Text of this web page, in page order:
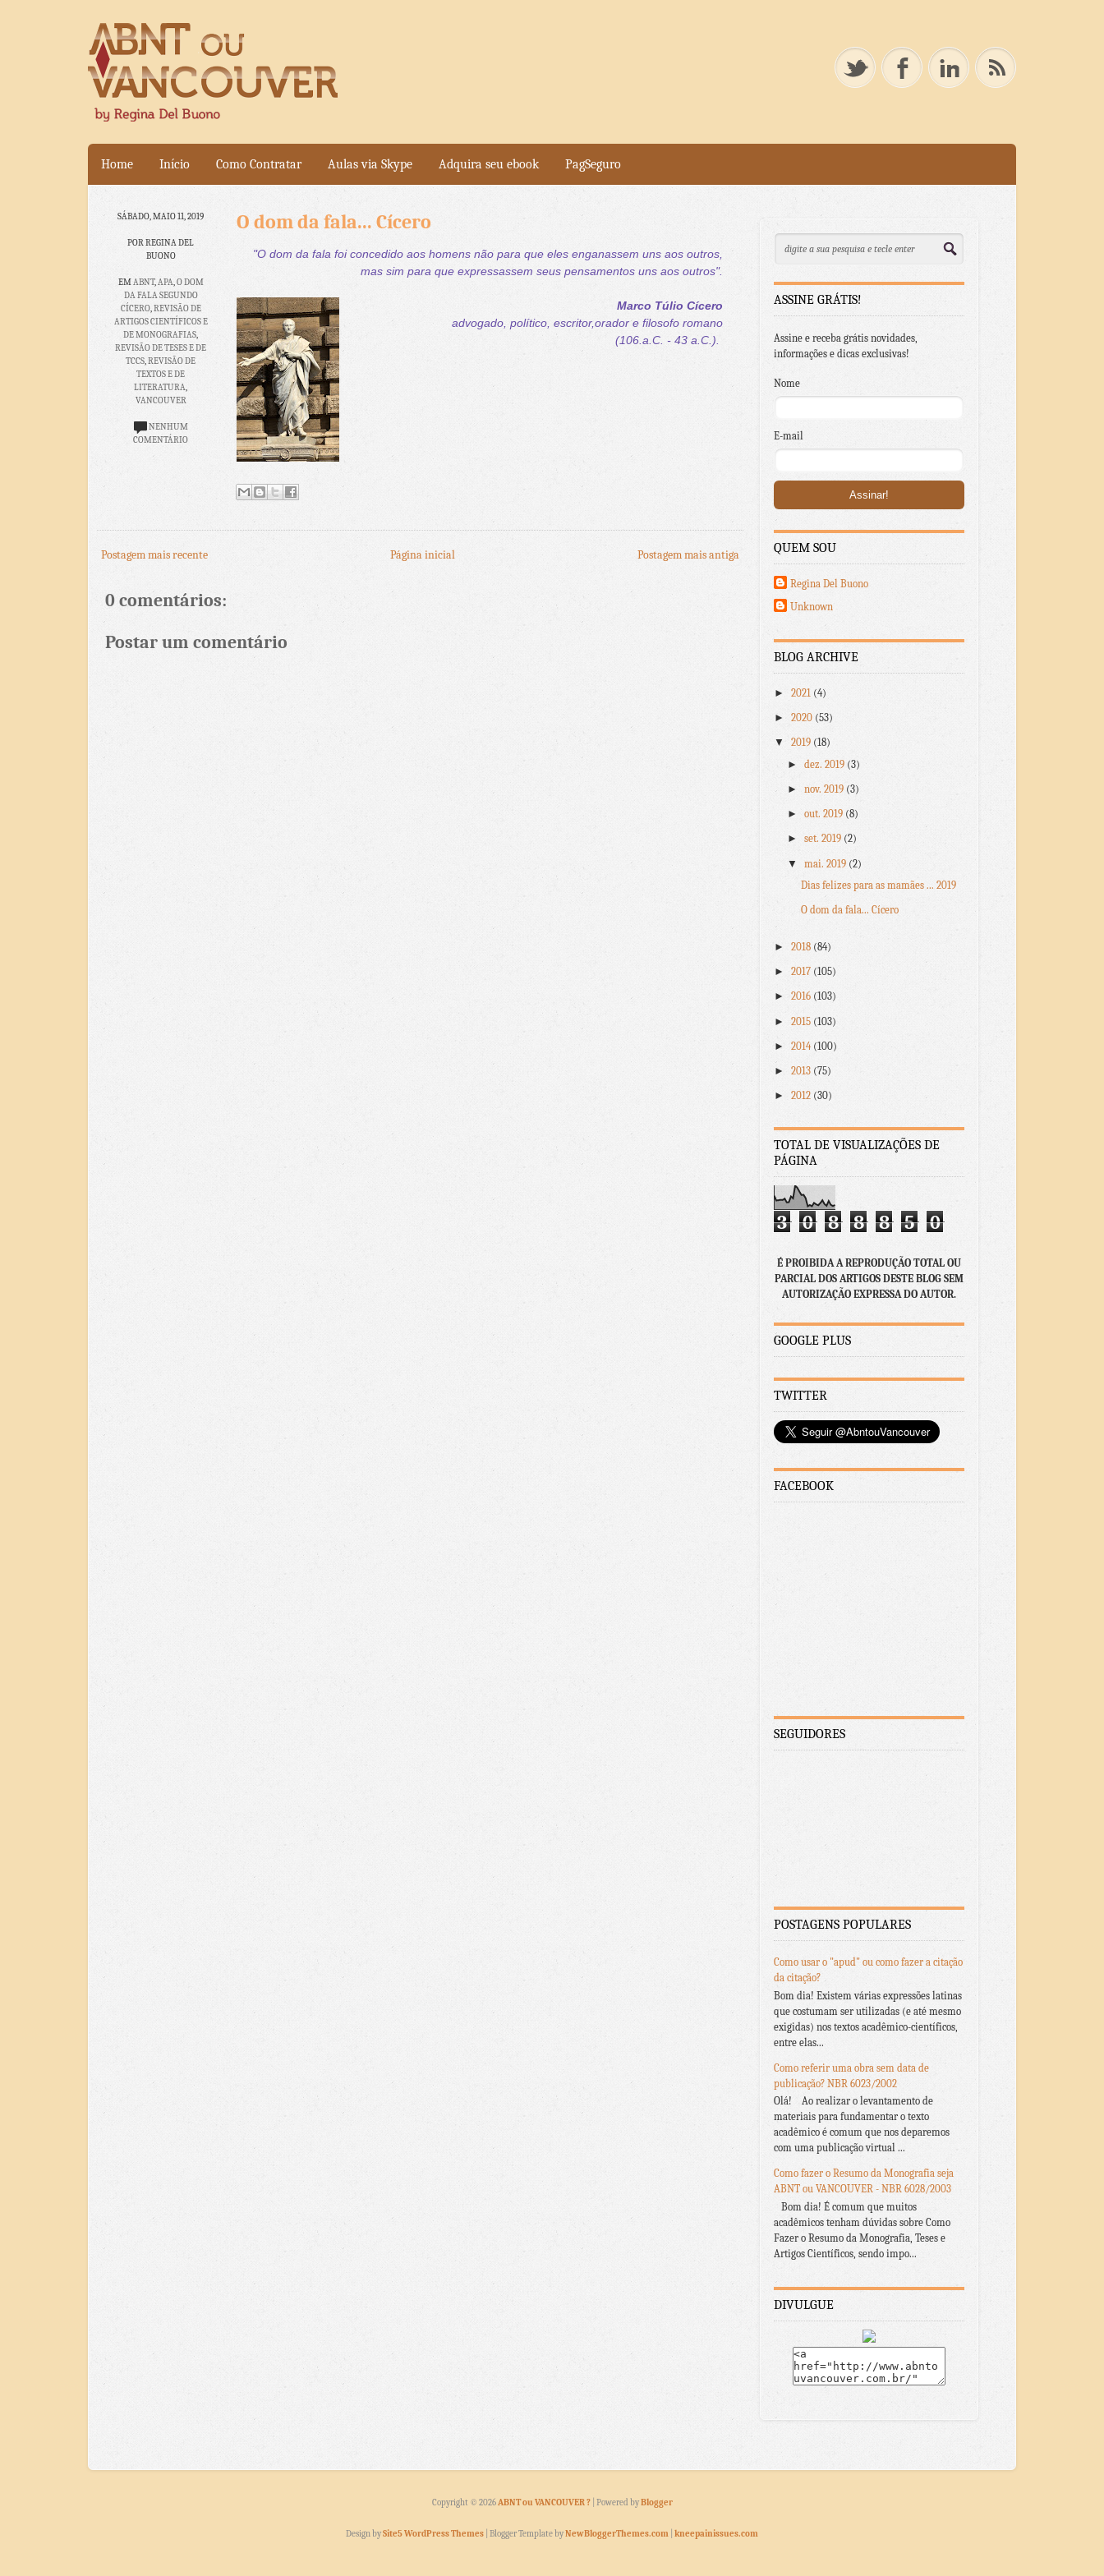
Home Início Como Contratar Aulas via Skype Adquira seu ebook PagSeguro
SÁBADO, MAIO 11, 2019
POR REGINA DEL
BUONO
EMABNT,APA,O DOM
DA FALA SEGUNDO
CÍCERO,REVISÃO DE
ARTIGOS CIENTÍFICOS E
DE MONOGRAFIAS,
REVISÃO DE TESES E DE
TCCS,REVISÃO DE
TEXTOS E DE
LITERATURA,
VANCOUVER
NENHUM
COMENTÁRIO
O dom da fala... Cícero
"O dom da fala foi concedido aos homens não para que eles enganassem uns aos outros,
mas sim para que expressassem seus pensamentos uns aos outros".
Marco Túlio Cícero
advogado, político, escritor,orador e filosofo romano
(106.a.C. - 43 a.C.).
Postagem mais recente Postagem mais antiga
Página inicial
0 comentários:
Postar um comentário
ASSINE GRÁTIS!
Assine e receba grátis novidades,
informações e dicas exclusivas!
Nome
E-mail
QUEM SOU
Regina Del Buono
Unknown
BLOG ARCHIVE
►2021 (4)
►2020 (53)
▼2019 (18)
► dez. 2019 (3)
► nov. 2019 (3)
► out. 2019 (8)
► set. 2019 (2)
▼ mai. 2019 (2)
Dias felizes para as mamães ... 2019
O dom da fala... Cícero
►2018 (84)
►2017 (105)
►2016 (103)
►2015 (103)
►2014 (100)
►2013 (75)
►2012 (30)
TOTAL DE VISUALIZAÇÕES DE
PÁGINA
3 0 8 8 8 5 0
É PROIBIDA A REPRODUÇÃO TOTAL OU
PARCIAL DOS ARTIGOS DESTE BLOG SEM
AUTORIZAÇÃO EXPRESSA DO AUTOR.
GOOGLE PLUS
TWITTER
FACEBOOK
SEGUIDORES
POSTAGENS POPULARES
Como usar o "apud" ou como fazer a citação
da citação?
Bom dia! Existem várias expressões latinas
que costumam ser utilizadas (e até mesmo
exigidas) nos textos acadêmico-científicos,
entre elas...
Como referir uma obra sem data de
publicação? NBR 6023/2002
Olá! Ao realizar o levantamento de
materiais para fundamentar o texto
acadêmico é comum que nos deparemos
com uma publicação virtual ...
Como fazer o Resumo da Monografia seja
ABNT ou VANCOUVER - NBR 6028/2003
Bom dia! É comum que muitos
acadêmicos tenham dúvidas sobre Como
Fazer o Resumo da Monografia, Teses e
Artigos Científicos, sendo impo...
DIVULGUE
Copyright © 2026ABNT ou VANCOUVER ? | Powered byBlogger
Design bySite5 WordPress Themes | Blogger Template byNewBloggerThemes.com kneepainissues.com